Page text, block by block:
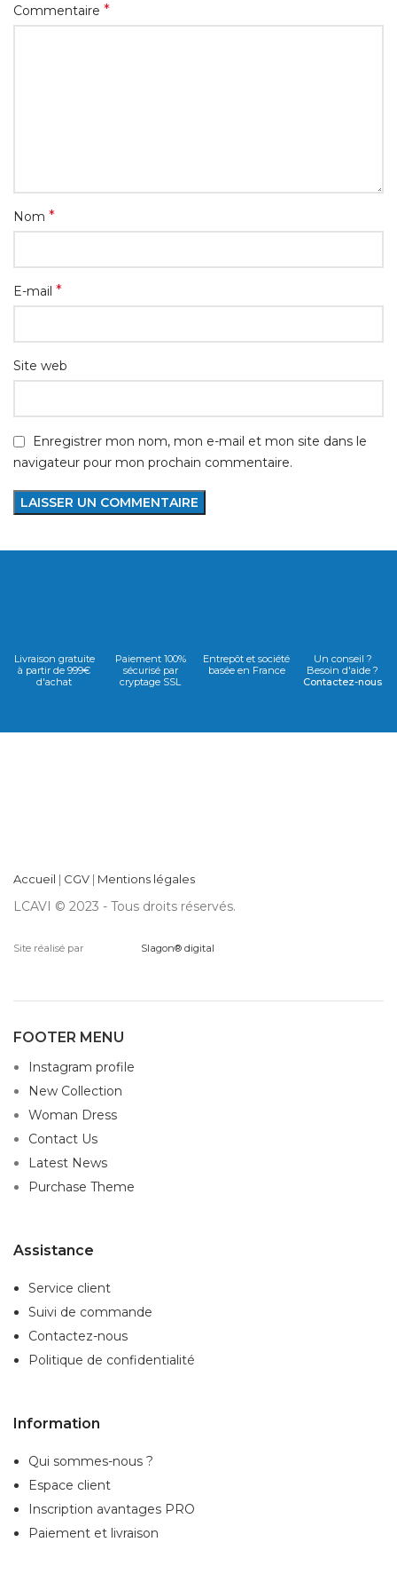
Commentaire *
Nom *
E-mail *
Site web
Enregistrer mon nom, mon e-mail et mon site dans le
navigateur pour mon prochain commentaire.
Livraison gratuite
à partir de 999€
d'achat
Paiement 100%
sécurisé par
cryptage SSL
Entrepôt et société
basée en France
Un conseil ?
Besoin d'aide ?
Contactez-nous
Accueil | CGV | Mentions légales
LCAVI © 2023 - Tous droits réservés.
Site réalisé par Slagon® digital
FOOTER MENU
Instagram profile
New Collection
Woman Dress
Contact Us
Latest News
Purchase Theme
Assistance
Service client
Suivi de commande
Contactez-nous
Politique de confidentialité
Information
Qui sommes-nous ?
Espace client
Inscription avantages PRO
Paiement et livraison